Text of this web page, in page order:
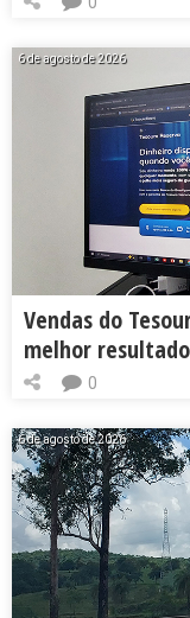
6 de agosto de 2026
Vendas do
melhor
0
6 de agosto de 2026